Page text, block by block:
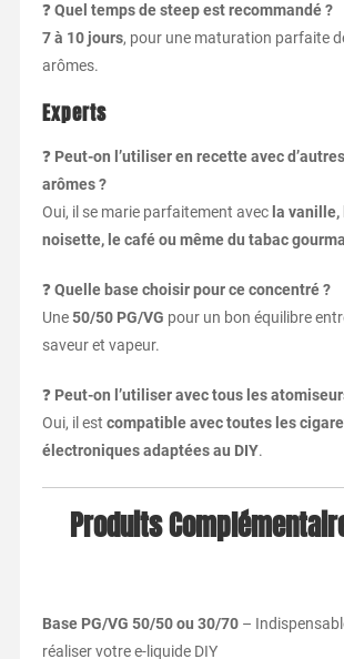
❓Quel temps de steep est recommandé ?
7 à 10 jours, pour une maturation parfaite
arômes.
Experts
❓ Peut-on l’utiliser en recette avec d’autres
arômes ?
Oui, il se marie parfaitement avec la vanille,
noisette, le café ou même du tabac
❓Quelle base choisir pour ce concentré ?
Une50/50 PG/VG pour un bon équilibre
saveur et vapeur.
❓ Peut-on l’utiliser avec tous les
Oui, il est compatible avec toutes les
électroniques adaptées au DIY.
Produits
Base PG/VG 50/50 ou 30/70–
réaliser votre e-liquide DIY